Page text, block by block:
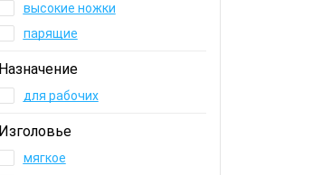
высокие ножки
парящие
Назначение
для рабочих
Изголовье
мягкое